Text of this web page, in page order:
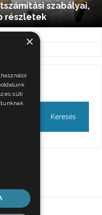
szabályai,
részletek
×
süti